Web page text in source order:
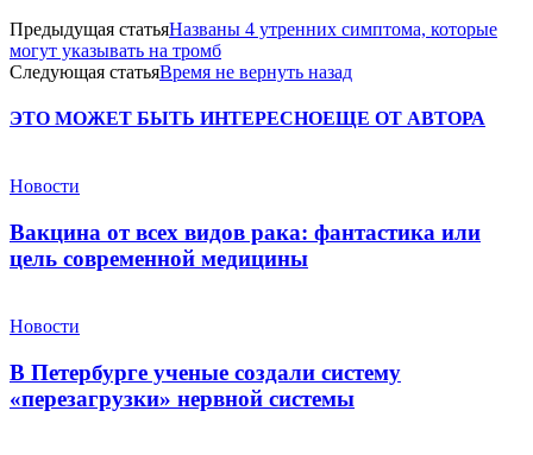
Предыдущая статьяНазваны 4 утренних симптома, которые
могут указывать на тромб
Следующая статьяВремя не вернуть назад
ЭТО МОЖЕТ БЫТЬ ИНТЕРЕСНОЕЩЕ ОТ АВТОРА
Новости
Вакцина от всех видов рака: фантастика или
цель современной медицины
Новости
В Петербурге ученые создали систему
«перезагрузки» нервной системы